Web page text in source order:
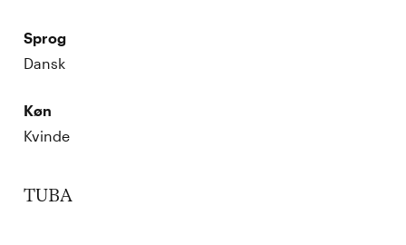
Sprog
Dansk
Køn
Kvinde
TUBA